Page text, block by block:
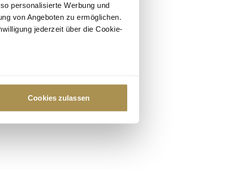
personalisierte Werbung und
von Angeboten zu ermöglichen.
jederzeit über die Cookie-
Sie Ihre Präferenzen im
Medien anbieten zu können
zu Ihrer Verwendung unserer
führen diese Informationen
Cookies zulassen